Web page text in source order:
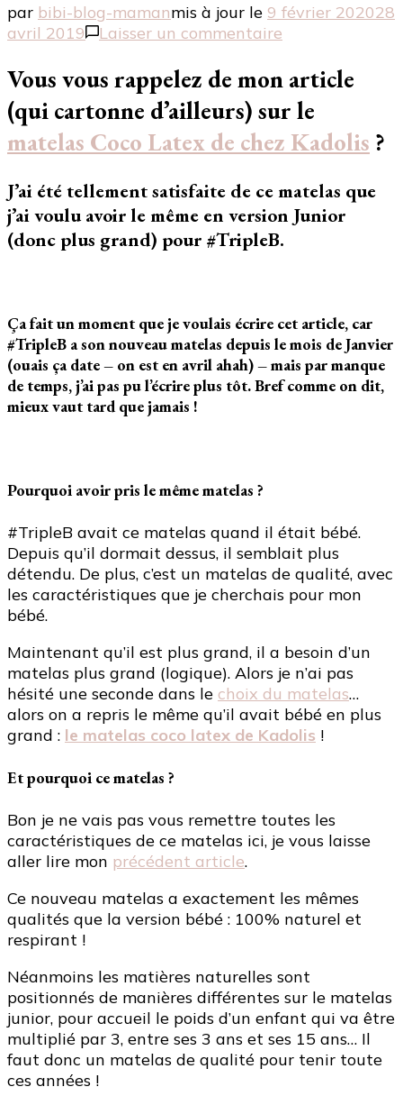
par bibi-blog-mamanmis à jour le 9 février 202028
avril 2019
Laisser un commentaire
enfant
100%
naturel
et
respirant
Coco
Latex]
Quand
ne
compte
pas
!
Vous vous rappelez de mon article
(qui cartonne d’ailleurs) sur le
matelas Coco Latex de chez Kadolis ?
J’ai été tellement satisfaite de ce matelas que
j’ai voulu avoir le même en version Junior
(donc plus grand) pour #TripleB.
Ça fait un moment que je voulais écrire cet article, car
#TripleB a son nouveau matelas depuis le mois de Janvier
(ouais ça date – on est en avril ahah) – mais par manque
de temps, j’ai pas pu l’écrire plus tôt. Bref comme on dit,
mieux vaut tard que jamais !
Pourquoi avoir pris le même matelas ?
#TripleB avait ce matelas quand il était bébé.
Depuis qu’il dormait dessus, il semblait plus
détendu. De plus, c’est un matelas de qualité, avec
les caractéristiques que je cherchais pour mon
bébé.
Maintenant qu’il est plus grand, il a besoin d’un
matelas plus grand (logique). Alors je n’ai pas
hésité une seconde dans le choix du matelas…
alors on a repris le même qu’il avait bébé en plus
grand : le matelas coco latex de Kadolis !
Et pourquoi ce matelas ?
Bon je ne vais pas vous remettre toutes les
caractéristiques de ce matelas ici, je vous laisse
aller lire mon précédent article.
Ce nouveau matelas a exactement les mêmes
qualités que la version bébé : 100% naturel et
respirant !
Néanmoins les matières naturelles sont
positionnés de manières différentes sur le matelas
junior, pour accueil le poids d’un enfant qui va être
multiplié par 3, entre ses 3 ans et ses 15 ans… Il
faut donc un matelas de qualité pour tenir toute
ces années !